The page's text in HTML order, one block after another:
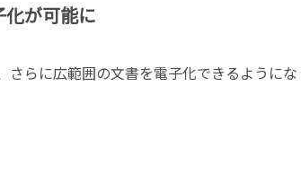
が可能に
らに広範囲の文書を電子化できるようにな